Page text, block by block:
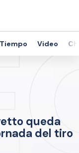
Video
queda
del tiro